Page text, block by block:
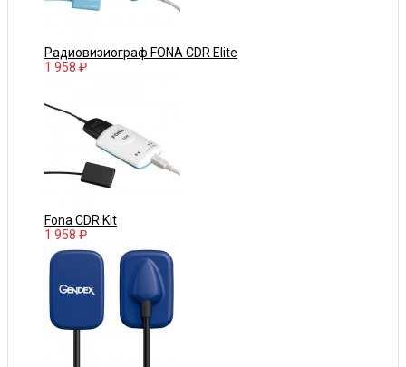
Радиовизиограф FONA CDR Elite
1 958 ₽
Fona CDR Kit
1 958 ₽